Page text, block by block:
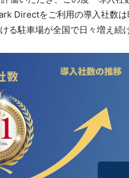
Directをご利用の導入社数
る駐車場が全国で日々増え続